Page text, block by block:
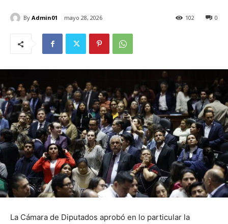
By Admin01 mayo 28, 2026 0
102
La Cámara de Diputados aprobó en lo particular la